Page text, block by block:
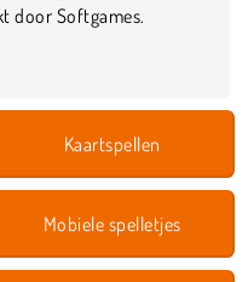
door Softgames.
Kaartspellen
Mobiele spelletjes